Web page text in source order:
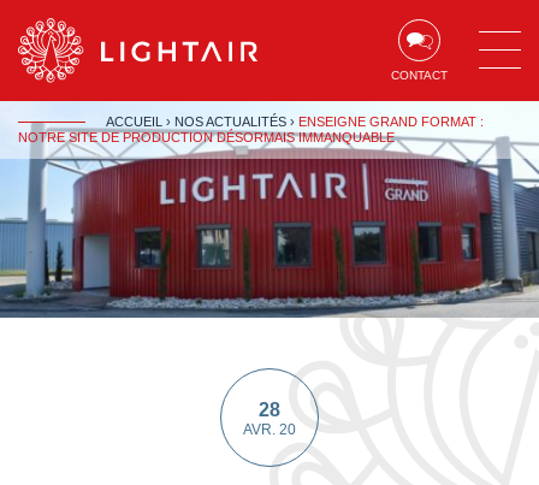
Aller au contenu Aller à la recherche
CONTACT
ACCUEIL › NOS ACTUALITÉS › ENSEIGNE GRAND FORMAT :
NOTRE SITE DE PRODUCTION DÉSORMAIS IMMANQUABLE
28
AVR. 20